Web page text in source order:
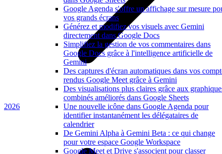
Google Agenda s'offre un affichage sur mesure
vos grands écrans
Générez et modifiez vos visuels avec Gemini
directement dans Google Docs
Simplifiez la gestion de vos commentaires dans
Google Docs grâce à l'intelligence artificielle de
Gemini
Des captures d'écran automatiques dans vos
rendus Google Meet grâce à Gemini
Des visualisations plus claires grâce aux
combinés améliorés dans Google Sheets
Une nouvelle icône dans Google Agenda pour
identifier instantanément les délégataires de
calendrier
De Gemini Alpha à Gemini Beta : ce qui change
pour votre espace Google Workspace
Google Meet et Drive s'associent pour classer
2026